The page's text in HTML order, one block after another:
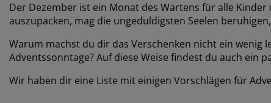
Der Dezember ist ein Monat des Wartens für alle
auszupacken, mag die ungeduldigsten Seelen
Warum machst du dir das Verschenken nicht ein
Adventssonntage? Auf diese Weise findest du auch ein
Wir haben dir eine Liste mit einigen Vorschlägen für